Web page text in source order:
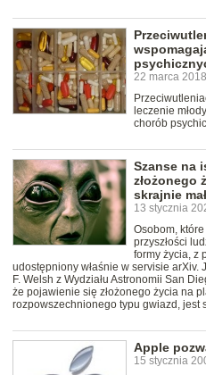
22 marca
leczenie
chorób
Szanse na
złożonego
skrajnie
13 stycznia
Osobom,
przyszłości
formy życia, z
udostępniony właśnie w servisie arXiv.
F. Welsh z Wydziału Astronomii San
że pojawienie się złożonego życia na
rozpowszechnionego typu gwiazd, jest
Apple
15 stycznia